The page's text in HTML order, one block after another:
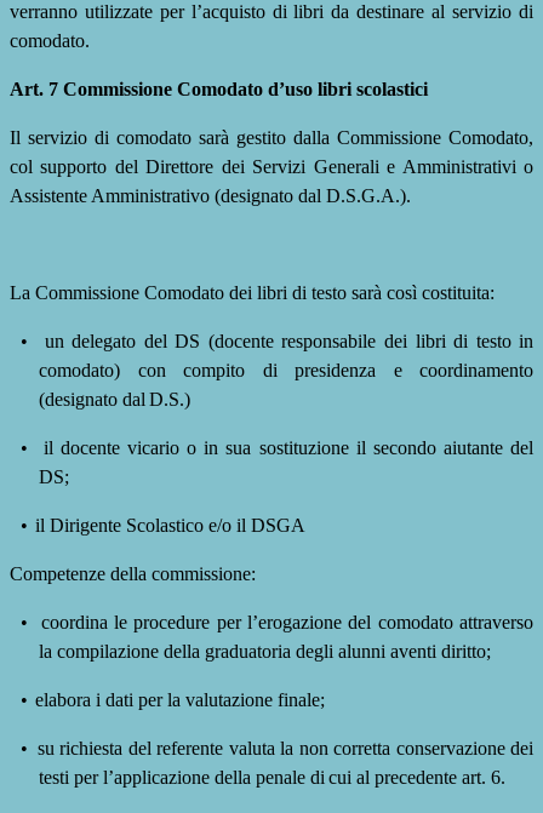
verranno utilizzate per l’acquisto di libri da destinare al servizio di
comodato.
Art. 7 Commissione Comodato d’uso libri scolastici
Il servizio di comodato sarà gestito dalla Commissione Comodato,
col supporto del Direttore dei Servizi Generali e Amministrativi o
Assistente Amministrativo (designato dal D.S.G.A.).
La Commissione Comodato dei libri di testo sarà così costituita:
•
un delegato del DS (docente responsabile dei libri di testo in
comodato) con compito di presidenza e coordinamento
(designato dal D.S.)
•
il docente vicario o in sua sostituzione il secondo aiutante del
DS;
• il Dirigente Scolastico e/o il DSGA
Competenze della commissione:
•
coordina le procedure per l’erogazione del comodato attraverso
la compilazione della graduatoria degli alunni aventi diritto;
• elabora i dati per la valutazione finale;
• su richiesta del referente valuta la non corretta conservazione dei
testi per l’applicazione della penale di cui al precedente art. 6.